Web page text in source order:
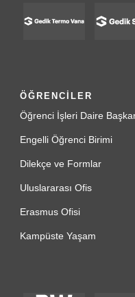
ÖĞRENCİLER
Öğrenci İşleri Daire
Engelli Öğrenci Birimi
Dilekçe ve Formlar
Uluslararası Ofis
Erasmus Ofisi
Kampüste Yaşam